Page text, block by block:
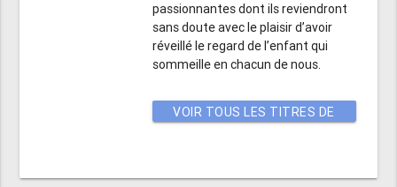
passionnantes dont ils reviendront
sans doute avec le plaisir d’avoir
réveillé le regard de l’enfant qui
sommeille en chacun de nous.
VOIR TOUS LES TITRES DE